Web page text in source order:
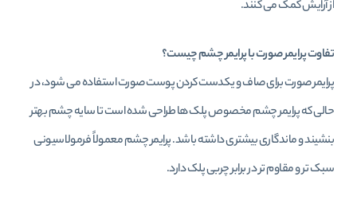
از آرایش کمک می‌ کنند.
تفاوت پرایمر صورت با پرایمر چشم چیست؟
پرایمر صورت برای صاف و یکدست کردن پوست صورت استفاده می‌ شود، در
حالی که پرایمر چشم مخصوص پلک‌ ها طراحی شده است تا سایه چشم بهتر
بنشیند و ماندگاری بیشتری داشته باشد. پرایمر چشم معمولاً فرمولاسیونی
سبک‌ تر و مقاوم‌ تر در برابر چربی پلک دارد.